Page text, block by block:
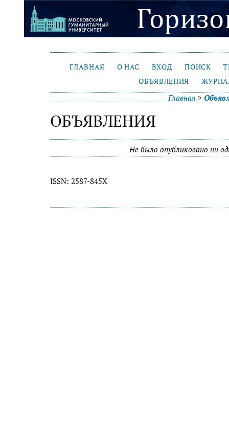
ГЛАВНАЯ О НАС ВХОД ПОИСК
ОБЪЯВЛЕНИЯ
Главная >
ОБЪЯВЛЕНИЯ
Не было опубликовано ни
ISSN: 2587-845X